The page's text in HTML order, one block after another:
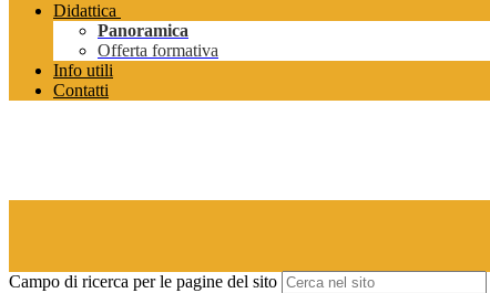
Didattica
Panoramica
Offerta formativa
Info utili
Contatti
Campo di ricerca per le pagine del sito